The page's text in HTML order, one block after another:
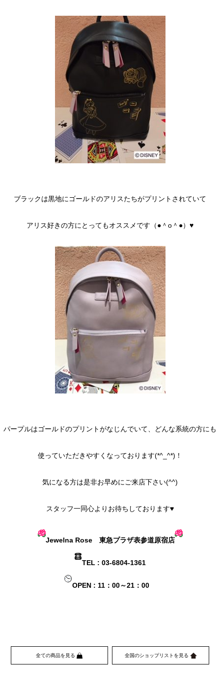
ブラックは黒地にゴールドのアリスたちがプリントされていて
アリス好きの方にとってもオススメです（●＾o＾●）♥
パープルはゴールドのプリントがなじんでいて、どんな系統の方にも
使っていただきやすくなっております(*^_^*)！
気になる方は是非お早めにご来店下さい(^^)
スタッフ一同心よりお待ちしております♥
Jewelna Rose 東急プラザ表参道原宿店
TEL : 03-6804-1361
OPEN : 11：00～21：00
全ての商品を見る 全国のショップリストを見る